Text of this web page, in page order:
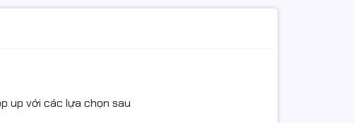
up với các lựa chọn sau